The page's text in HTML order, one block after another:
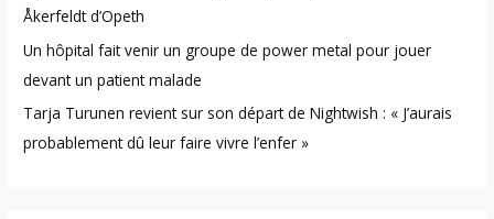
Åkerfeldt d’Opeth
Un hôpital fait venir un groupe de power metal pour jouer
devant un patient malade
Tarja Turunen revient sur son départ de Nightwish : « J’aurais
probablement dû leur faire vivre l’enfer »